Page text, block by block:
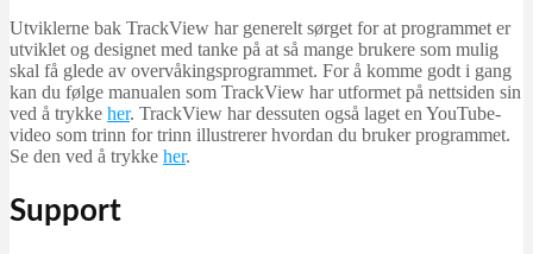
Utviklerne bak TrackView har generelt sørget for at programmet er
utviklet og designet med tanke på at så mange brukere som mulig
skal få glede av overvåkingsprogrammet. For å komme godt i gang
kan du følge manualen som TrackView har utformet på nettsiden sin
ved å trykke her. TrackView har dessuten også laget en YouTube-
video som trinn for trinn illustrerer hvordan du bruker programmet.
Se den ved å trykke her.
Support